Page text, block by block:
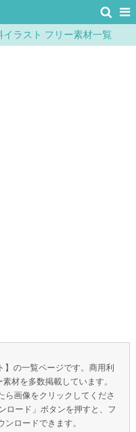
イラスト フリー素材一覧
】の一覧ページです。商用利
材を多数掲載しています。
ら画像をクリックしてくださ
ロード」ボタンを押すと、フ
ンロードできます。